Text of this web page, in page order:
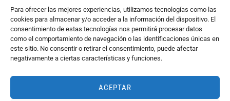
Para ofrecer las mejores experiencias, utilizamos tecnologías como las
cookies para almacenar y/o acceder a la información del dispositivo. El
consentimiento de estas tecnologías nos permitirá procesar datos
como el comportamiento de navegación o las identificaciones únicas en
este sitio. No consentir o retirar el consentimiento, puede afectar
negativamente a ciertas características y funciones.
ACEPTAR